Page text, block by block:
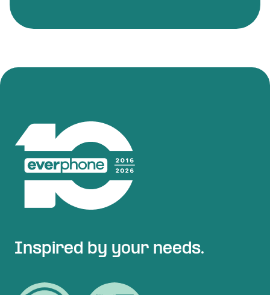
Inspired by your needs.